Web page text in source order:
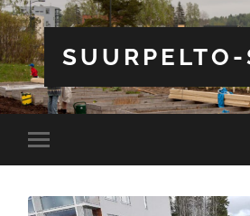
SUURPELTO-
Toggle
mobile